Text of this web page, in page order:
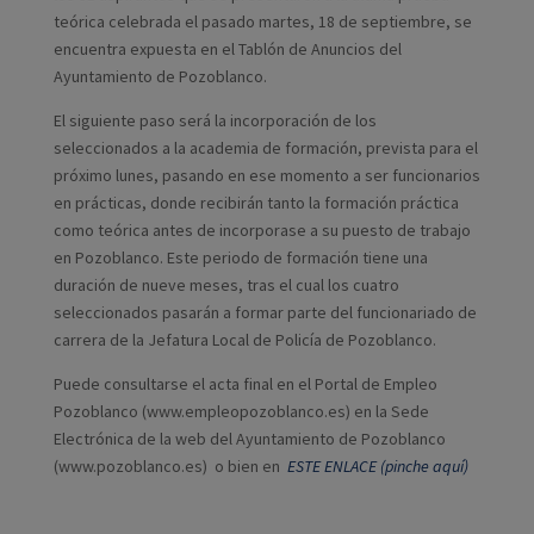
teórica celebrada el pasado martes, 18 de septiembre, se
encuentra expuesta en el Tablón de Anuncios del
Ayuntamiento de Pozoblanco.
El siguiente paso será la incorporación de los
seleccionados a la academia de formación, prevista para el
próximo lunes, pasando en ese momento a ser funcionarios
en prácticas, donde recibirán tanto la formación práctica
como teórica antes de incorporase a su puesto de trabajo
en Pozoblanco. Este periodo de formación tiene una
duración de nueve meses, tras el cual los cuatro
seleccionados pasarán a formar parte del funcionariado de
carrera de la Jefatura Local de Policía de Pozoblanco.
Puede consultarse el acta final en el Portal de Empleo
Pozoblanco (www.empleopozoblanco.es) en la Sede
Electrónica de la web del Ayuntamiento de Pozoblanco
(www.pozoblanco.es) o bien en ESTE ENLACE (pinche aquí)